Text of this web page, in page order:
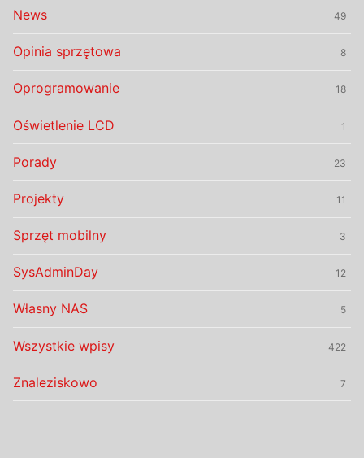
News 49
Opinia sprzętowa 8
Oprogramowanie 18
Oświetlenie LCD 1
Porady 23
Projekty 11
Sprzęt mobilny 3
SysAdminDay 12
Własny NAS 5
Wszystkie wpisy 422
Znaleziskowo 7